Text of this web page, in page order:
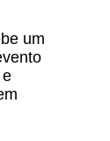
um